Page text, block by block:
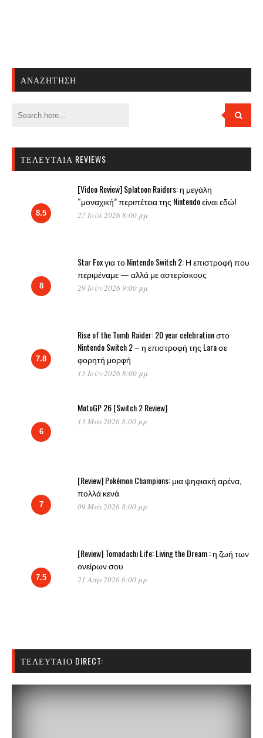
ΑΝΑΖΉΤΗΣΗ
ΤΕΛΕΥΤΑΊΑ REVIEWS
8.5
[Video Review] Splatoon Raiders: η μεγάλη
“μοναχική” περιπέτεια της Nintendo είναι εδώ!
27 Ιούλ 2026 8:00 μμ
8
Star Fox για το Nintendo Switch 2: Η επιστροφή που
περιμέναμε — αλλά με αστερίσκους
29 Ιούν 2026 9:00 μμ
7.8
Rise of the Tomb Raider: 20 year celebration στο
Nintendo Switch 2 – η επιστροφή της Lara σε
φορητή μορφή
15 Ιούν 2026 8:00 μμ
6
MotoGP 26 [Switch 2 Review]
13 Μάι 2026 8:00 μμ
7
[Review] Pokémon Champions: μια ψηφιακή αρένα,
πολλά κενά
09 Μάι 2026 8:00 μμ
7.5
[Review] Tomodachi Life: Living the Dream : η ζωή των
ονείρων σου
21 Απρ 2026 6:00 μμ
ΤΕΛΕΥΤΑΊΟ DIRECT: